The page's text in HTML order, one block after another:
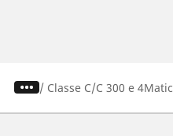
/ Classe C C 300 e 4Matic